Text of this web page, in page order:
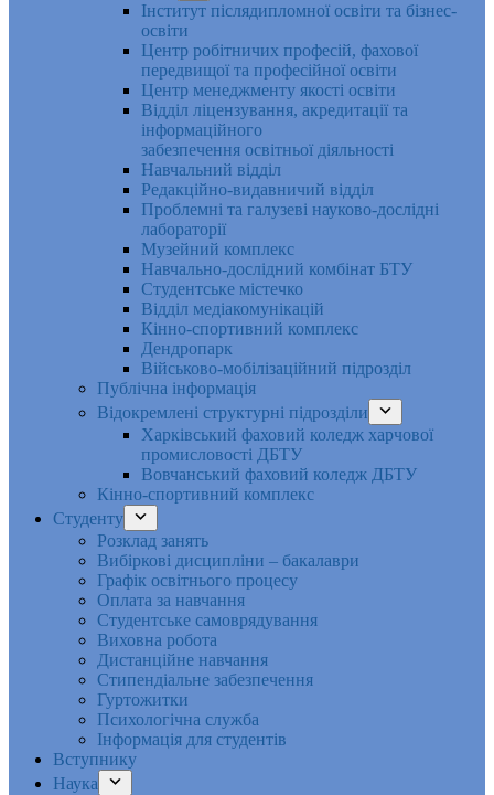
Інститут післядипломної освіти та бізнес-
освіти
Центр робітничих професій, фахової
передвищої та професійної освіти
Центр менеджменту якості освіти
Відділ ліцензування, акредитації та
інформаційного
забезпечення освітньої діяльності
Навчальний відділ
Редакційно-видавничий відділ
Проблемні та галузеві науково-дослідні
лабораторії
Музейний комплекс
Навчально-дослідний комбінат БТУ
Студентське містечко
Відділ медіакомунікацій
Кінно-спортивний комплекс
Дендропарк
Військово-мобілізаційний підрозділ
Публічна інформація
Відокремлені структурні підрозділи
Харківський фаховий коледж харчової
промисловості ДБТУ
Вовчанський фаховий коледж ДБТУ
Кінно-спортивний комплекс
Студенту
Розклад занять
Вибіркові дисципліни – бакалаври
Графік освітнього процесу
Оплата за навчання
Студентське самоврядування
Виховна робота
Дистанційне навчання
Стипендіальне забезпечення
Гуртожитки
Психологічна служба
Інформація для студентів
Вступнику
Наука